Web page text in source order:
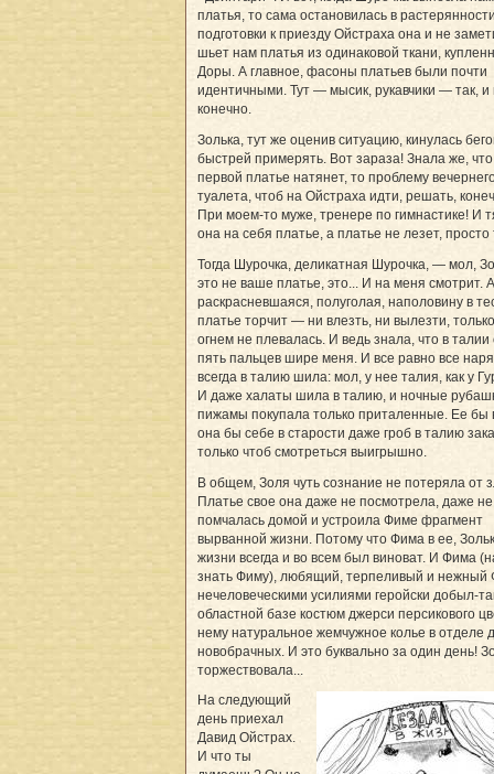
платья, то сама остановилась в
подготовки к приезду Ойстраха она и не
шьет нам платья из одинаковой ткани,
Доры. А главное, фасоны платьев были почти
идентичными. Тут — мысик, рукавчики — так, и
конечно.
Золька, тут же оценив ситуацию, кинулась
быстрей примерять. Вот зараза! Знала же,
первой платье натянет, то проблему
туалета, чтоб на Ойстраха идти, решать,
При моем-то муже, тренере по гимнастике! И
она на себя платье, а платье не лезет,
Тогда Шурочка, деликатная Шурочка, — мол,
это не ваше платье, это... И на меня смотрит.
раскрасневшаяся, полуголая, наполовину в
платье торчит — ни влезть, ни вылезти,
огнем не плевалась. И ведь знала, что в талии
пять пальцев шире меня. И все равно все
всегда в талию шила: мол, у нее талия, как у
И даже халаты шила в талию, и ночные
пижамы покупала только приталенные. Ее
она бы себе в старости даже гроб в талию
только чтоб смотреться выигрышно.
В общем, Золя чуть сознание не потеряла от
Платье свое она даже не посмотрела, даже
помчалась домой и устроила Фиме фрагмент
вырванной жизни. Потому что Фима в ее,
жизни всегда и во всем был виноват. И Фима
знать Фиму), любящий, терпеливый и нежный
нечеловеческими усилиями геройски добыл-
областной базе костюм джерси персикового
нему натуральное жемчужное колье в отделе
новобрачных. И это буквально за один день!
торжествовала...
На следующий
день приехал
Давид Ойстрах.
И что ты